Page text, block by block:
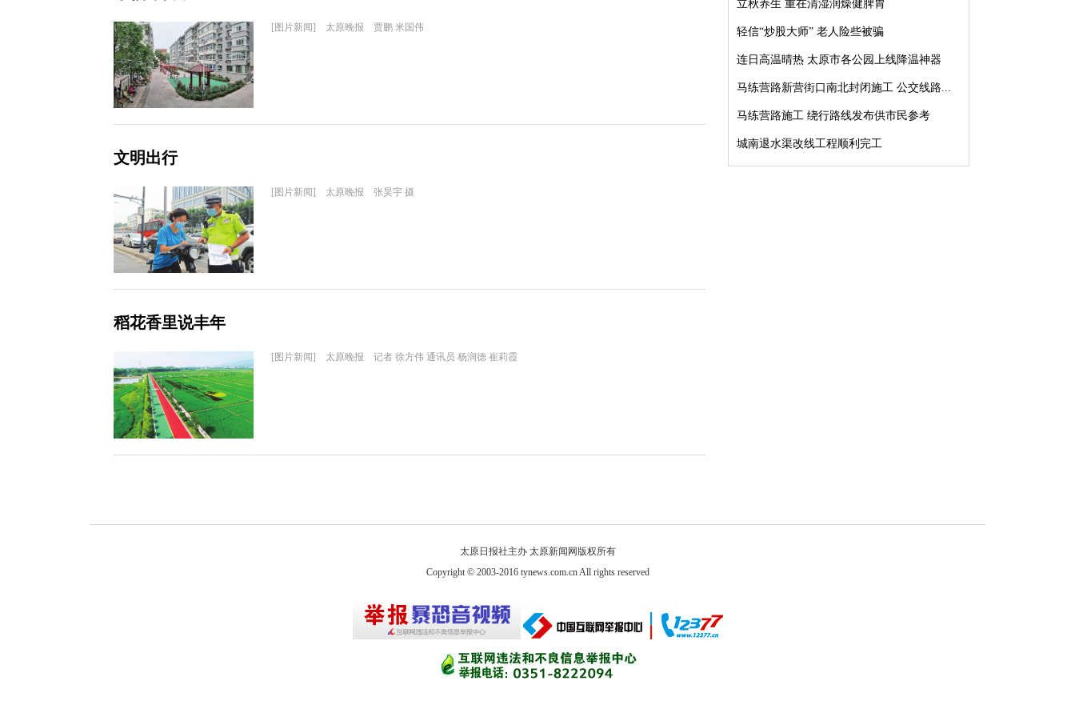
[图片新闻] 太原晚报 贾鹏 米国伟
文明出行
[图片新闻] 太原晚报 张昊宇 摄
稻花香里说丰年
[图片新闻] 太原晚报 记者 徐方伟 通讯员 杨润德 崔莉霞
立秋养生 重在清湿润燥健脾胃
轻信“炒股大师” 老人险些被骗
连日高温晴热 太原市各公园上线降温神器
马练营路新营街口南北封闭施工 公交线路...
马练营路施工 绕行路线发布供市民参考
城南退水渠改线工程顺利完工
太原日报社主办 太原新闻网版权所有
Copyright © 2003-2016 tynews.com.cn All rights reserved